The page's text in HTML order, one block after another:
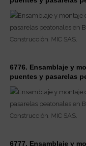
6776. Ensamblaje y
puentes y pasarelas
6777. Ensamblaje y